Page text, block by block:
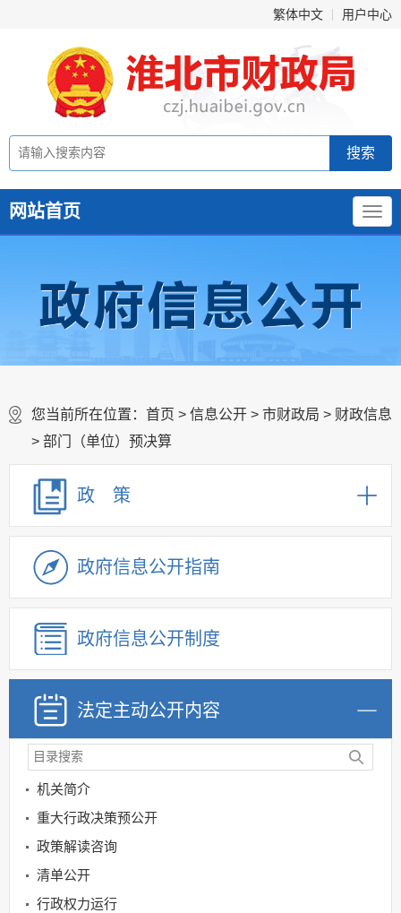
繁体中文 用户中心
网站首页
您当前所在位置： 首页 > 信息公开 > 市财政局 > 财政信息
> 部门（单位）预决算
政 策
政府信息公开指南
政府信息公开制度
法定主动公开内容
机关简介
重大行政决策预公开
政策解读咨询
清单公开
行政权力运行